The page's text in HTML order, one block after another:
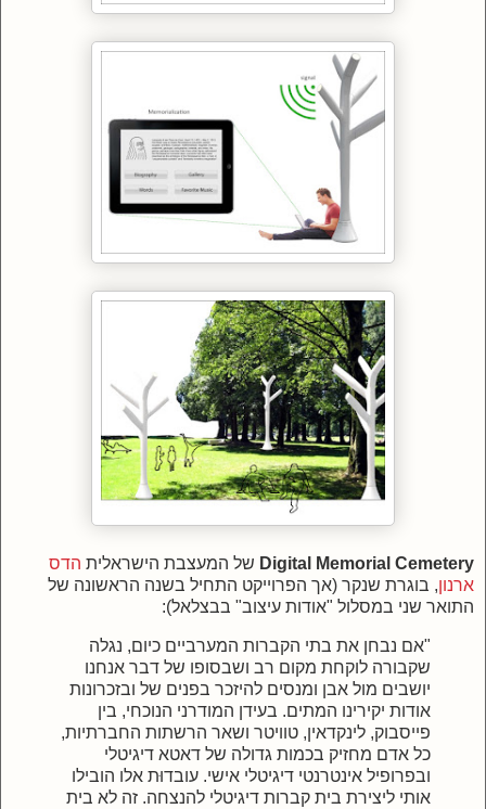
Digital Memorial Cemetery של המעצבת הישראלית הדס
ארנון, בוגרת שנקר (אך הפרוייקט התחיל בשנה הראשונה של
התואר שני במסלול "אודות עיצוב" בבצלאל):
"אם נבחן את בתי הקברות המערביים כיום, נגלה
שקבורה לוקחת מקום רב ושבסופו של דבר אנחנו
יושבים מול אבן ומנסים להיזכר בפנים של ובזכרונות
אודות יקירינו המתים. בעידן המודרני הנוכחי, בין
פייסבוק, לינקדאין, טוויטר ושאר הרשתות החברתיות,
כל אדם מחזיק בכמות גדולה של דאטא דיגיטלי
ובפרופיל אינטרנטי דיגיטלי אישי. עובדוּת אלו הובילו
אותי ליצירת בית קברות דיגיטלי להנצחה. זה לא בית